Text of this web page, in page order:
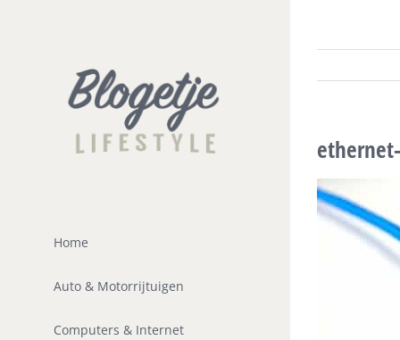
Home
Auto & Motorrijtuigen
Computers & Internet